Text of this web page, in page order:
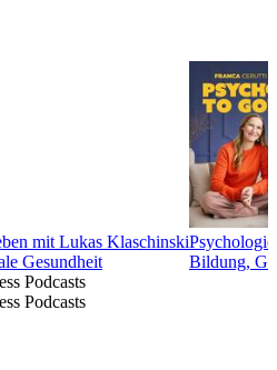
mit Lukas Klaschinski
Gesundheit
Bildung,
Podcasts
Podcasts